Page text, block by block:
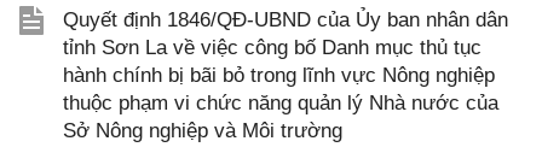
Quyết định 1846/QĐ-UBND của Ủy ban nhân dân
tỉnh Sơn La về việc công bố Danh mục thủ tục
hành chính bị bãi bỏ trong lĩnh vực Nông nghiệp
thuộc phạm vi chức năng quản lý Nhà nước của
Sở Nông nghiệp và Môi trường